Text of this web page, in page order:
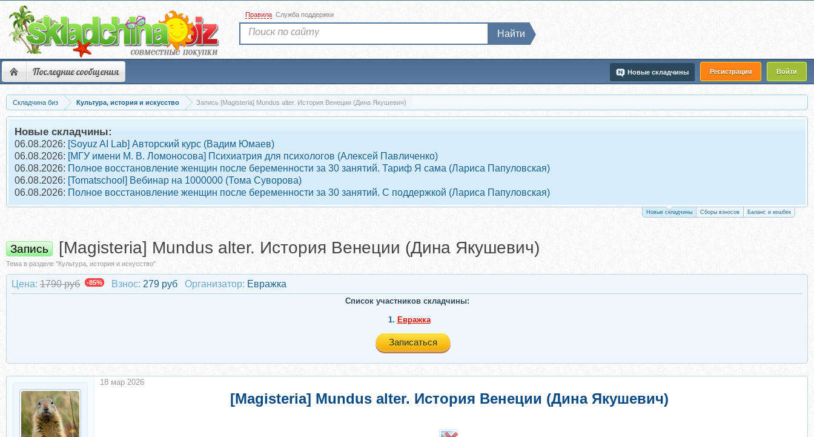
Последние сообщения Регистрация Войти
Новые складчины
Правила Служба поддержки
Найти
Складчина биз Культура, история и искусство Запись [Magisteria] Mundus alter. История Венеции (Дина Якушевич)
Новые складчины:
06.08.2026: [Soyuz AI Lab] Авторский курс (Вадим Юмаев)
06.08.2026: [МГУ имени М. В. Ломоносова] Психиатрия для психологов (Алексей Павличенко)
06.08.2026: Полное восстановление женщин после беременности за 30 занятий. Тариф Я сама (Лариса Папуловская)
06.08.2026: [Tomatschool] Вебинар на 1000000 (Тома Суворова)
06.08.2026: Полное восстановление женщин после беременности за 30 занятий. С поддержкой (Лариса Папуловская)
Новые складчины Сборы взносов Баланс и кешбек
Запись [Magisteria] Mundus alter. История Венеции (Дина Якушевич)
Тема в разделе "Культура, история и искусство"
Цена: 1790 руб -85% Взнос: 279 руб Организатор: Евражкa
Список участников складчины:
1. Евражкa
Записаться
[Magisteria] Mundus alter. История Венеции (Дина Якушевич)
18 мар 2026